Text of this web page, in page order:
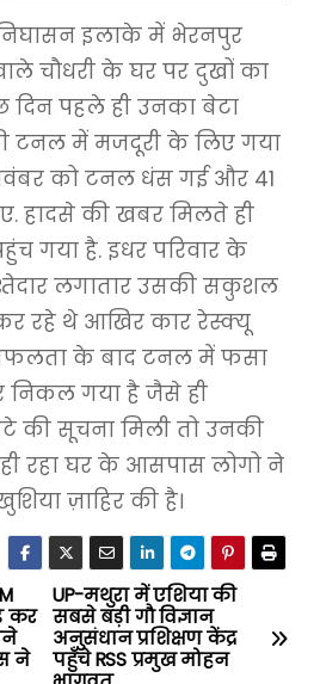
इलाके में भेरनपुर
चौधरी के घर पर दुखों का
दिन पहले ही उनका बेटा
टनल में मजदूरी के लिए गया
को टनल धंस गई और 41
हादसे की खबर मिलते ही
गया है. इधर परिवार के
लगातार उसकी सकुशल
रहे थे आखिर कार रेस्क्यू
के बाद टनल में फसा
निकल गया है जैसे ही
की सूचना मिली तो उनकी
रहा घर के आसपास लोगो ने
ज़ाहिर की है।
UP-मथुरा में एशिया की
सबसे बड़ी गौ विज्ञान
अनुसंधान प्रशिक्षण केंद्र
पहुँचे RSS प्रमुख मोहन
कर
ने